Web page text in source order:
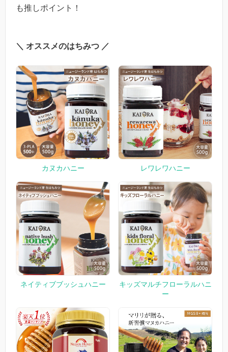
も推しポイント！
＼ オススメのはちみつ ／
カヌカハニー レワレワハニー
ネイティブブッシュハニー
キッズマルチフローラルハニ
ー